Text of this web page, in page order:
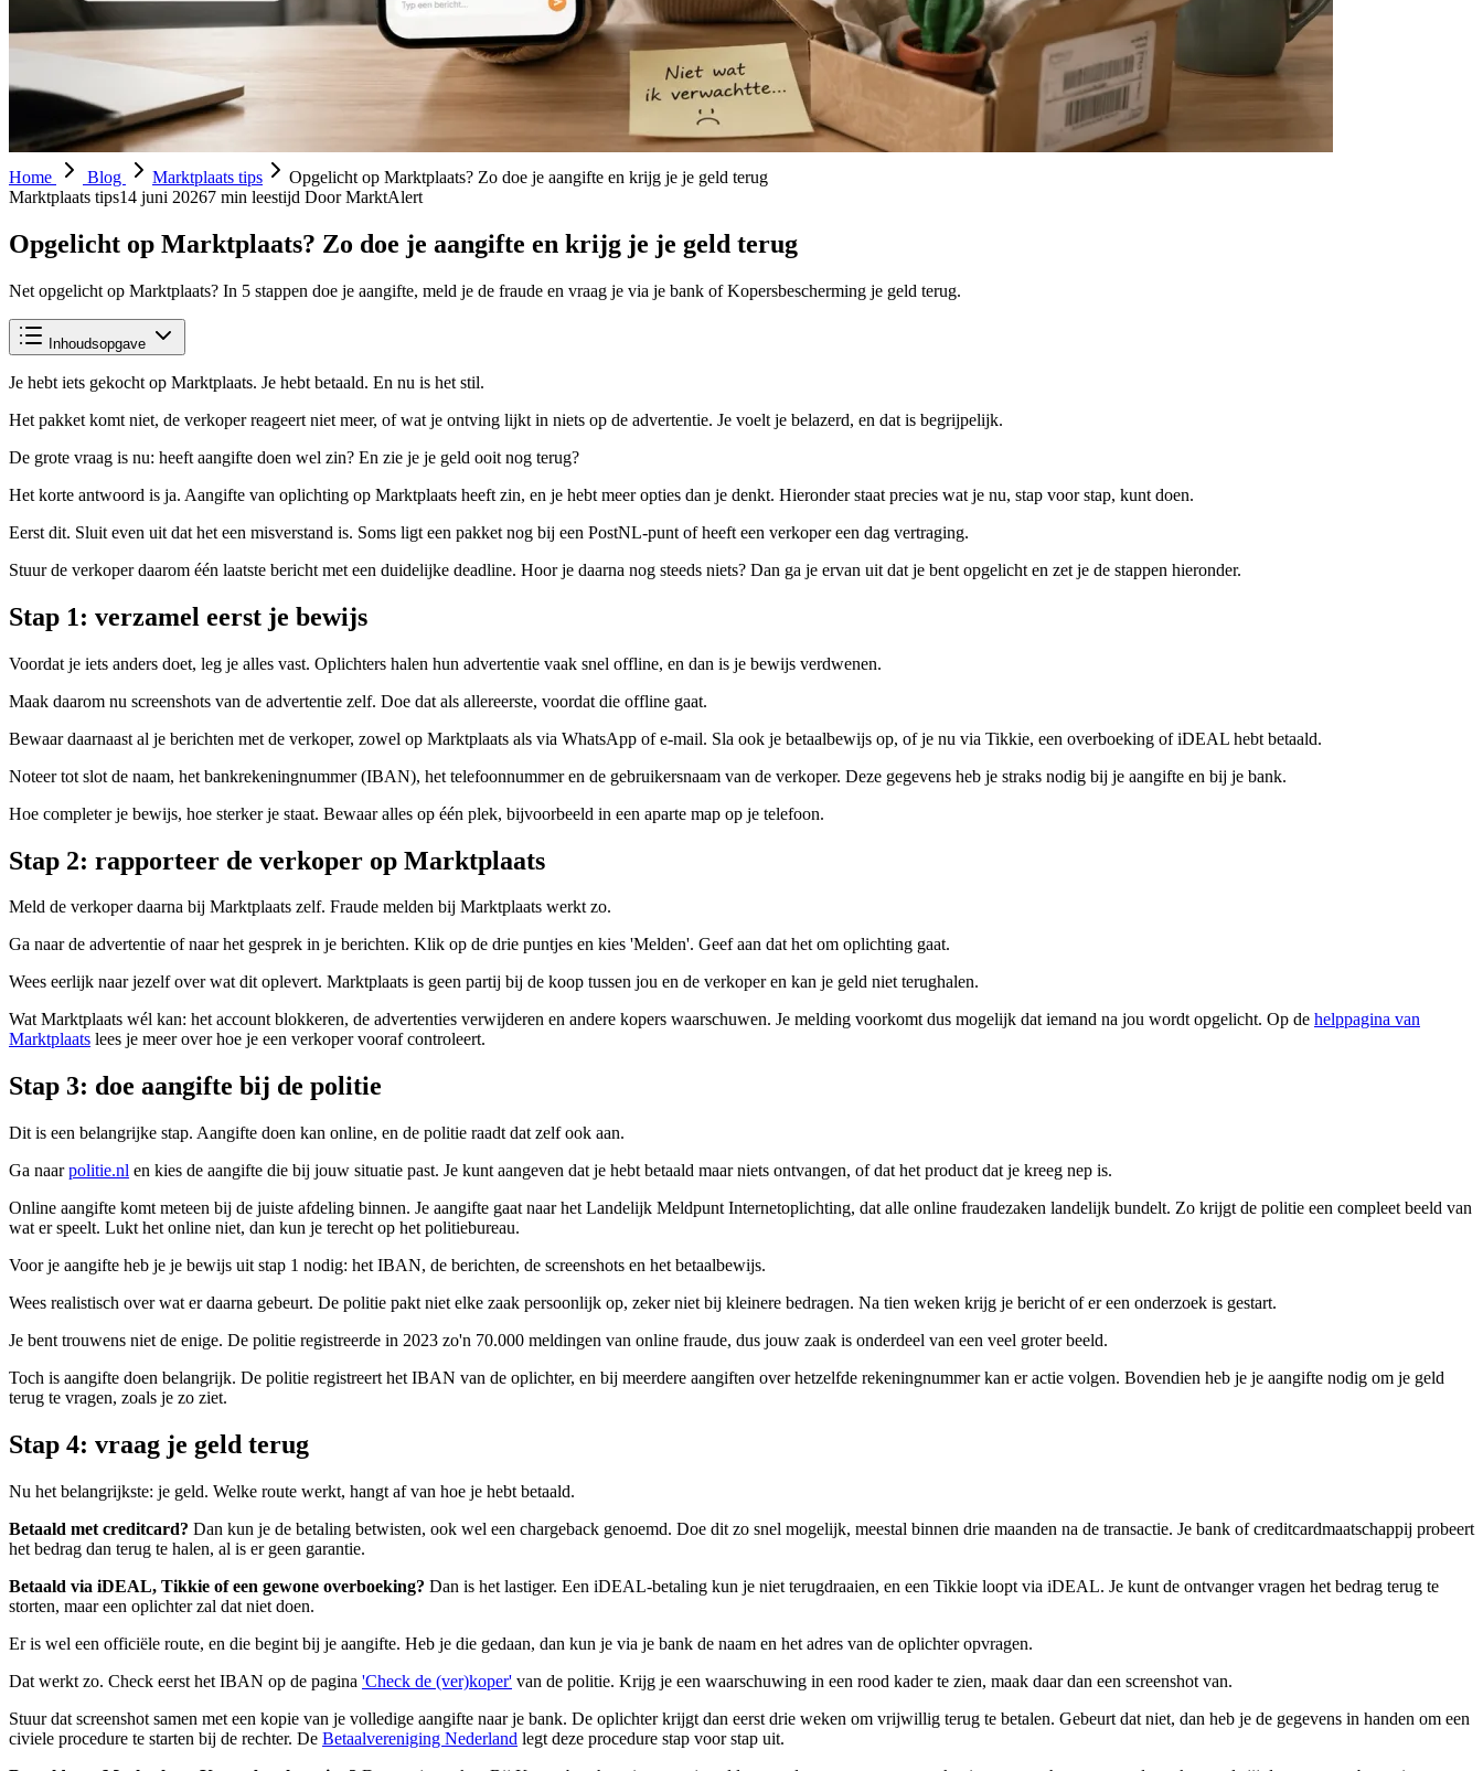
Home Blog Marktplaats tips
Opgelicht op Marktplaats? Zo doe je aangifte en krijg je je geld terug
Marktplaats tips14 juni 20267 min leestijd Door MarktAlert
Opgelicht op Marktplaats? Zo doe je aangifte en krijg je je geld terug
Net opgelicht op Marktplaats? In 5 stappen doe je aangifte, meld je de fraude en vraag je via je bank of Kopersbescherming je geld terug.
Inhoudsopgave
Je hebt iets gekocht op Marktplaats. Je hebt betaald. En nu is het stil.
Het pakket komt niet, de verkoper reageert niet meer, of wat je ontving lijkt in niets op de advertentie. Je voelt je belazerd, en dat is begrijpelijk.
De grote vraag is nu: heeft aangifte doen wel zin? En zie je je geld ooit nog terug?
Het korte antwoord is ja. Aangifte van oplichting op Marktplaats heeft zin, en je hebt meer opties dan je denkt. Hieronder staat precies wat je nu, stap voor stap, kunt doen.
Eerst dit. Sluit even uit dat het een misverstand is. Soms ligt een pakket nog bij een PostNL-punt of heeft een verkoper een dag vertraging.
Stuur de verkoper daarom één laatste bericht met een duidelijke deadline. Hoor je daarna nog steeds niets? Dan ga je ervan uit dat je bent opgelicht en zet je de stappen hieronder.
Stap 1: verzamel eerst je bewijs
Voordat je iets anders doet, leg je alles vast. Oplichters halen hun advertentie vaak snel offline, en dan is je bewijs verdwenen.
Maak daarom nu screenshots van de advertentie zelf. Doe dat als allereerste, voordat die offline gaat.
Bewaar daarnaast al je berichten met de verkoper, zowel op Marktplaats als via WhatsApp of e-mail. Sla ook je betaalbewijs op, of je nu via Tikkie, een overboeking of iDEAL hebt betaald.
Noteer tot slot de naam, het bankrekeningnummer (IBAN), het telefoonnummer en de gebruikersnaam van de verkoper. Deze gegevens heb je straks nodig bij je aangifte en bij je bank.
Hoe completer je bewijs, hoe sterker je staat. Bewaar alles op één plek, bijvoorbeeld in een aparte map op je telefoon.
Stap 2: rapporteer de verkoper op Marktplaats
Meld de verkoper daarna bij Marktplaats zelf. Fraude melden bij Marktplaats werkt zo.
Ga naar de advertentie of naar het gesprek in je berichten. Klik op de drie puntjes en kies 'Melden'. Geef aan dat het om oplichting gaat.
Wees eerlijk naar jezelf over wat dit oplevert. Marktplaats is geen partij bij de koop tussen jou en de verkoper en kan je geld niet terughalen.
Wat Marktplaats wél kan: het account blokkeren, de advertenties verwijderen en andere kopers waarschuwen. Je melding voorkomt dus mogelijk dat iemand na jou wordt opgelicht. Op de helppagina van
Marktplaats lees je meer over hoe je een verkoper vooraf controleert.
Stap 3: doe aangifte bij de politie
Dit is een belangrijke stap. Aangifte doen kan online, en de politie raadt dat zelf ook aan.
Ga naarpolitie.nl en kies de aangifte die bij jouw situatie past. Je kunt aangeven dat je hebt betaald maar niets ontvangen, of dat het product dat je kreeg nep is.
Online aangifte komt meteen bij de juiste afdeling binnen. Je aangifte gaat naar het Landelijk Meldpunt Internetoplichting, dat alle online fraudezaken landelijk bundelt. Zo krijgt de politie een compleet beeld van
wat er speelt. Lukt het online niet, dan kun je terecht op het politiebureau.
Voor je aangifte heb je je bewijs uit stap 1 nodig: het IBAN, de berichten, de screenshots en het betaalbewijs.
Wees realistisch over wat er daarna gebeurt. De politie pakt niet elke zaak persoonlijk op, zeker niet bij kleinere bedragen. Na tien weken krijg je bericht of er een onderzoek is gestart.
Je bent trouwens niet de enige. De politie registreerde in 2023 zo'n 70.000 meldingen van online fraude, dus jouw zaak is onderdeel van een veel groter beeld.
Toch is aangifte doen belangrijk. De politie registreert het IBAN van de oplichter, en bij meerdere aangiften over hetzelfde rekeningnummer kan er actie volgen. Bovendien heb je je aangifte nodig om je geld
terug te vragen, zoals je zo ziet.
Stap 4: vraag je geld terug
Nu het belangrijkste: je geld. Welke route werkt, hangt af van hoe je hebt betaald.
Betaald met creditcard? Dan kun je de betaling betwisten, ook wel een chargeback genoemd. Doe dit zo snel mogelijk, meestal binnen drie maanden na de transactie. Je bank of creditcardmaatschappij probeert
het bedrag dan terug te halen, al is er geen garantie.
Betaald via iDEAL, Tikkie of een gewone overboeking? Dan is het lastiger. Een iDEAL-betaling kun je niet terugdraaien, en een Tikkie loopt via iDEAL. Je kunt de ontvanger vragen het bedrag terug te
storten, maar een oplichter zal dat niet doen.
Er is wel een officiële route, en die begint bij je aangifte. Heb je die gedaan, dan kun je via je bank de naam en het adres van de oplichter opvragen.
Dat werkt zo. Check eerst het IBAN op de pagina 'Check de (ver)koper' van de politie. Krijg je een waarschuwing in een rood kader te zien, maak daar dan een screenshot van.
Stuur dat screenshot samen met een kopie van je volledige aangifte naar je bank. De oplichter krijgt dan eerst drie weken om vrijwillig terug te betalen. Gebeurt dat niet, dan heb je de gegevens in handen om een
civiele procedure te starten bij de rechter. De Betaalvereniging Nederland legt deze procedure stap voor stap uit.